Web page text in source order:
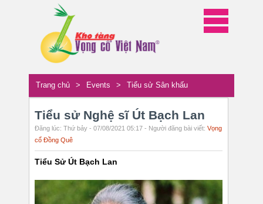
Trang chủ > Events > Tiểu sử Sân khấu
Tiểu sử Nghệ sĩ Út Bạch Lan
Đăng lúc: Thứ bảy - 07/08/2021 05:17 - Người đăng bài viết: Vọng
cổ Đồng Quê
Tiểu Sử Út Bạch Lan